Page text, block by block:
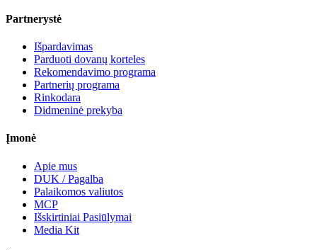
Partnerystė
Išpardavimas
Parduoti dovanų korteles
Rekomendavimo programa
Partnerių programa
Rinkodara
Didmeninė prekyba
Įmonė
Apie mus
DUK / Pagalba
Palaikomos valiutos
MCP
Išskirtiniai Pasiūlymai
Media Kit